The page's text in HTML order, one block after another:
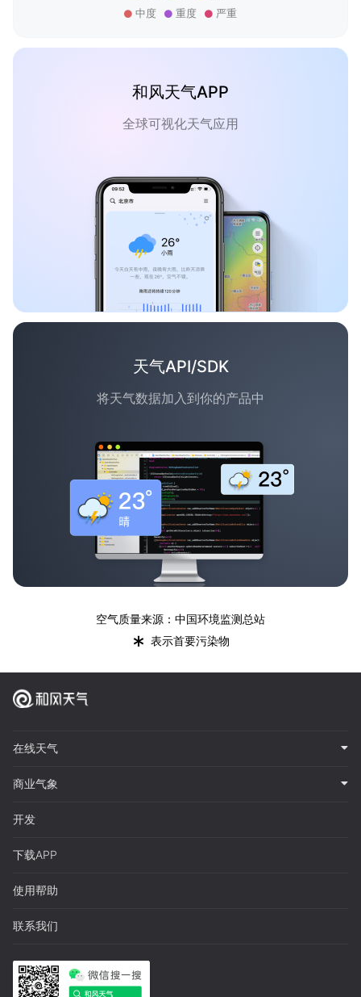
中度
重度 严重
和风天气APP
全球可视化天气应用
天气API/SDK
将天气数据加入到你的产品中
空气质量来源：中国环境监测总站
* 表示首要污染物
在线天气
商业气象
开发
下载APP
使用帮助
联系我们